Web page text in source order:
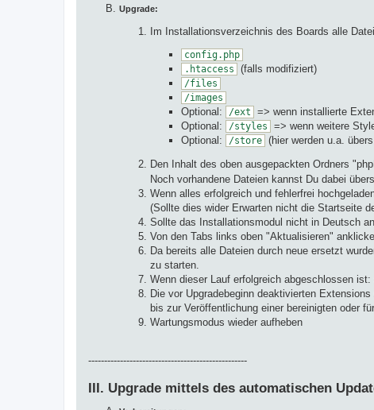
Upgrade:
Im Installationsverzeichnis des Boards alle
config.php
.htaccess
(falls modifiziert)
/files
/images
Optional: /ext
=> wenn installierte
Optional:
/styles
=> wenn weitere
Optional:
/store (hier werden u.a.
Den Inhalt des oben ausgepackten Ordners
Noch vorhandene Dateien kannst Du dabei
Wenn alles erfolgreich und fehlerfrei
(Sollte dies wider Erwarten nicht die Startseite
Sollte das Installationsmodul nicht in Deutsch
Von den Tabs links oben "Aktualisieren"
Da bereits alle Dateien durch neue ersetzt
zu starten.
Wenn dieser Lauf erfolgreich abgeschlossen ist:
Die vor Upgradebeginn deaktivierten Extensions
bis zur Veröffentlichung einer bereinigten oder
Wartungsmodus wieder aufheben
--------------------------------------------------
III. Upgrade mittels des automatischen